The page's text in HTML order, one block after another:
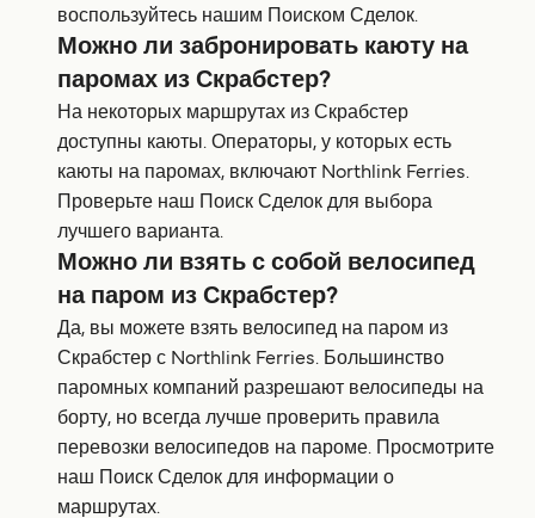
воспользуйтесь нашим Поиском Сделок.
Можно ли забронировать каюту на
паромах из Скрабстер?
На некоторых маршрутах из Скрабстер
доступны каюты. Операторы, у которых есть
каюты на паромах, включают Northlink Ferries.
Проверьте наш Поиск Сделок для выбора
лучшего варианта.
Можно ли взять с собой велосипед
на паром из Скрабстер?
Да, вы можете взять велосипед на паром из
Скрабстер с Northlink Ferries. Большинство
паромных компаний разрешают велосипеды на
борту, но всегда лучше проверить правила
перевозки велосипедов на пароме. Просмотрите
наш Поиск Сделок для информации о
маршрутах.